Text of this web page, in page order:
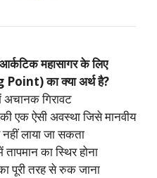
महासागर के लिए
Point) का क्या अर्थ है?
गिरावट
एक ऐसी अवस्था जिसे मानवीय
लाया जा सकता
का स्थिर होना
पूरी तरह से रुक जाना